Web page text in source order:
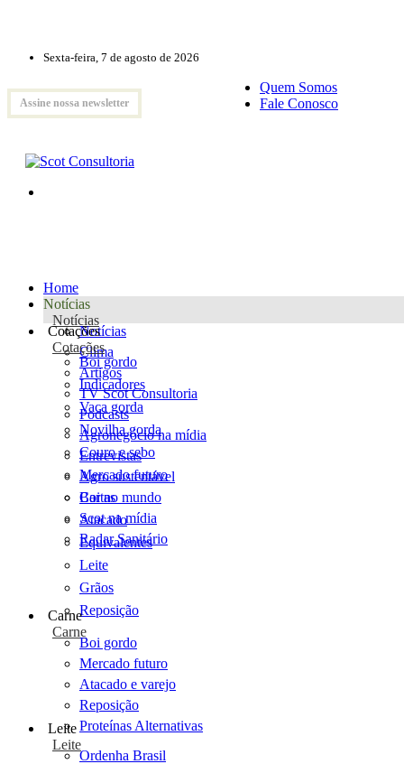
Sexta-feira, 7 de agosto de 2026
Assine nossa newsletter
Quem Somos
Fale Conosco
Home
Notícias
Notícias
Notícias
Clima
Artigos
TV Scot Consultoria
Podcasts
Agronegócio na mídia
Entrevistas
Agro sustentável
Cartas
Scot na mídia
Radar Sanitário
Cotações
Cotações
Boi gordo
Indicadores
Vaca gorda
Novilha gorda
Couro e sebo
Mercado futuro
Boi no mundo
Atacado
Equivalentes
Leite
Grãos
Reposição
Carne
Carne
Boi gordo
Mercado futuro
Atacado e varejo
Reposição
Proteínas Alternativas
Leite
Leite
Ordenha Brasil